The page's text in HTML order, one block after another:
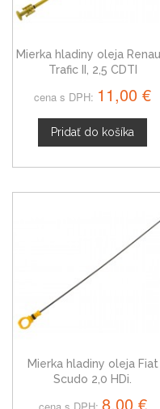
Mierka hladiny oleja
Trafic II, 2,5 CDTI
cena s DPH: 11,00 €
Pridať do košíka
Mierka hladiny oleja Fiat
Scudo 2,0 HDi.
8,00 €